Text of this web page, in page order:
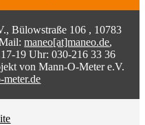
Bülowstraße 106 , 10783
Mail:maneo[at]maneo.de,
19 Uhr: 030-216 33 36
von Mann-O-Meter e.V.